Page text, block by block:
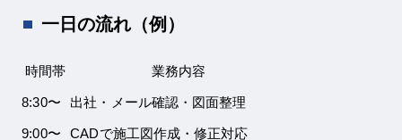
一日の流れ（例）
時間帯 業務内容
8:30〜 出社・メール確認・図面整理
9:00〜 CADで施工図作成・修正対応